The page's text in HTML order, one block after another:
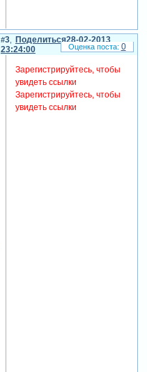
Поделиться
3
28-02-2013
23:24:00
Зарегистрируйтесь, чтобы
увидеть ссылки
Зарегистрируйтесь, чтобы
увидеть ссылки
0